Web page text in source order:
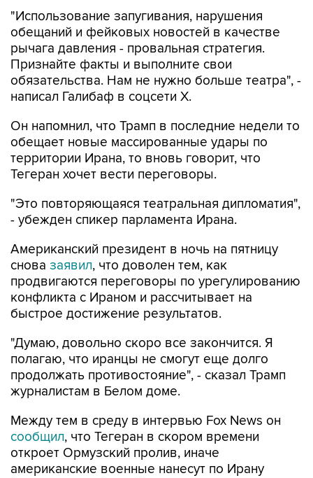
"Использование запугивания, нарушения
обещаний и фейковых новостей в качестве
рычага давления - провальная стратегия.
Признайте факты и выполните свои
обязательства. Нам не нужно больше театра", -
написал Галибаф в соцсети X.
Он напомнил, что Трамп в последние недели то
обещает новые массированные удары по
территории Ирана, то вновь говорит, что
Тегеран хочет вести переговоры.
"Это повторяющаяся театральная дипломатия",
- убежден спикер парламента Ирана.
Американский президент в ночь на пятницу
снова заявил, что доволен тем, как
продвигаются переговоры по урегулированию
конфликта с Ираном и рассчитывает на
быстрое достижение результатов.
"Думаю, довольно скоро все закончится. Я
полагаю, что иранцы не смогут еще долго
продолжать противостояние", - сказал Трамп
журналистам в Белом доме.
Между тем в среду в интервью Fox News он
сообщил, что Тегеран в скором времени
откроет Ормузский пролив, иначе
американские военные нанесут по Ирану